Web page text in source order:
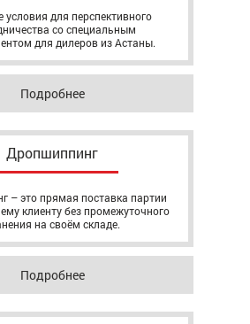
условия для перспективного
со специальным
для дилеров из Астаны.
Подробнее
Дропшиппинг
– это прямая поставка партии
клиенту без промежуточного
на своём складе.
Подробнее